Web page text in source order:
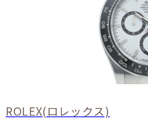
ROLEX(ロレックス)